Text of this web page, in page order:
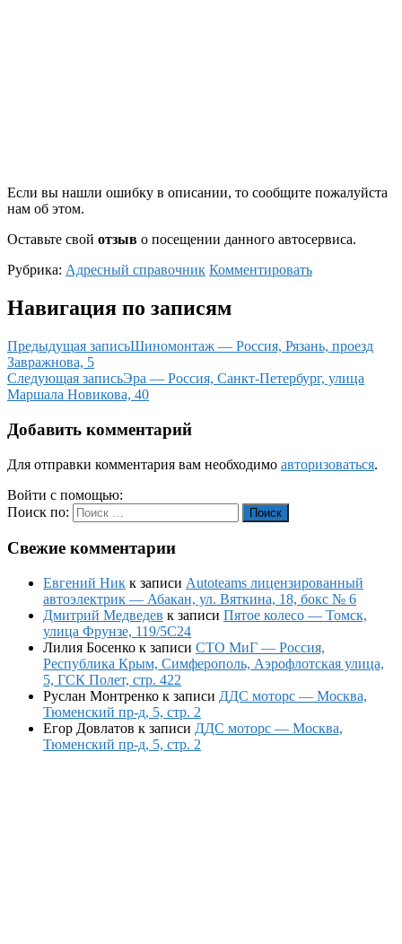
Если вы нашли ошибку в описании, то сообщите пожалуйста
нам об этом.
Оставьте свой отзыв о посещении данного автосервиса.
Рубрика: Адресный справочник Комментировать
Навигация по записям
Предыдущая записьШиномонтаж — Россия, Рязань, проезд
Завражнова, 5
Следующая записьЭра — Россия, Санкт-Петербург, улица
Маршала Новикова, 40
Добавить комментарий
Для отправки комментария вам необходимо авторизоваться.
Войти с помощью:
Поиск по:
Поиск
Свежие комментарии
Евгений Ник к записи Autoteams лицензированный
автоэлектрик — Абакан, ул. Вяткина, 18, бокс № 6
Дмитрий Медведев к записи Пятое колесо — Томск,
улица Фрунзе, 119/5С24
Лилия Босенко к записи СТО МиГ — Россия,
Республика Крым, Симферополь, Аэрофлотская улица,
5, ГСК Полет, стр. 422
Руслан Монтренко к записи ДДС моторс — Москва,
Тюменский пр-д, 5, стр. 2
Егор Довлатов к записи ДДС моторс — Москва,
Тюменский пр-д, 5, стр. 2